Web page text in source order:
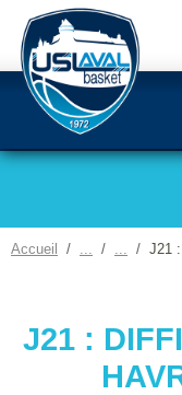
Accueil J21
J21 :
Panneau de gestion